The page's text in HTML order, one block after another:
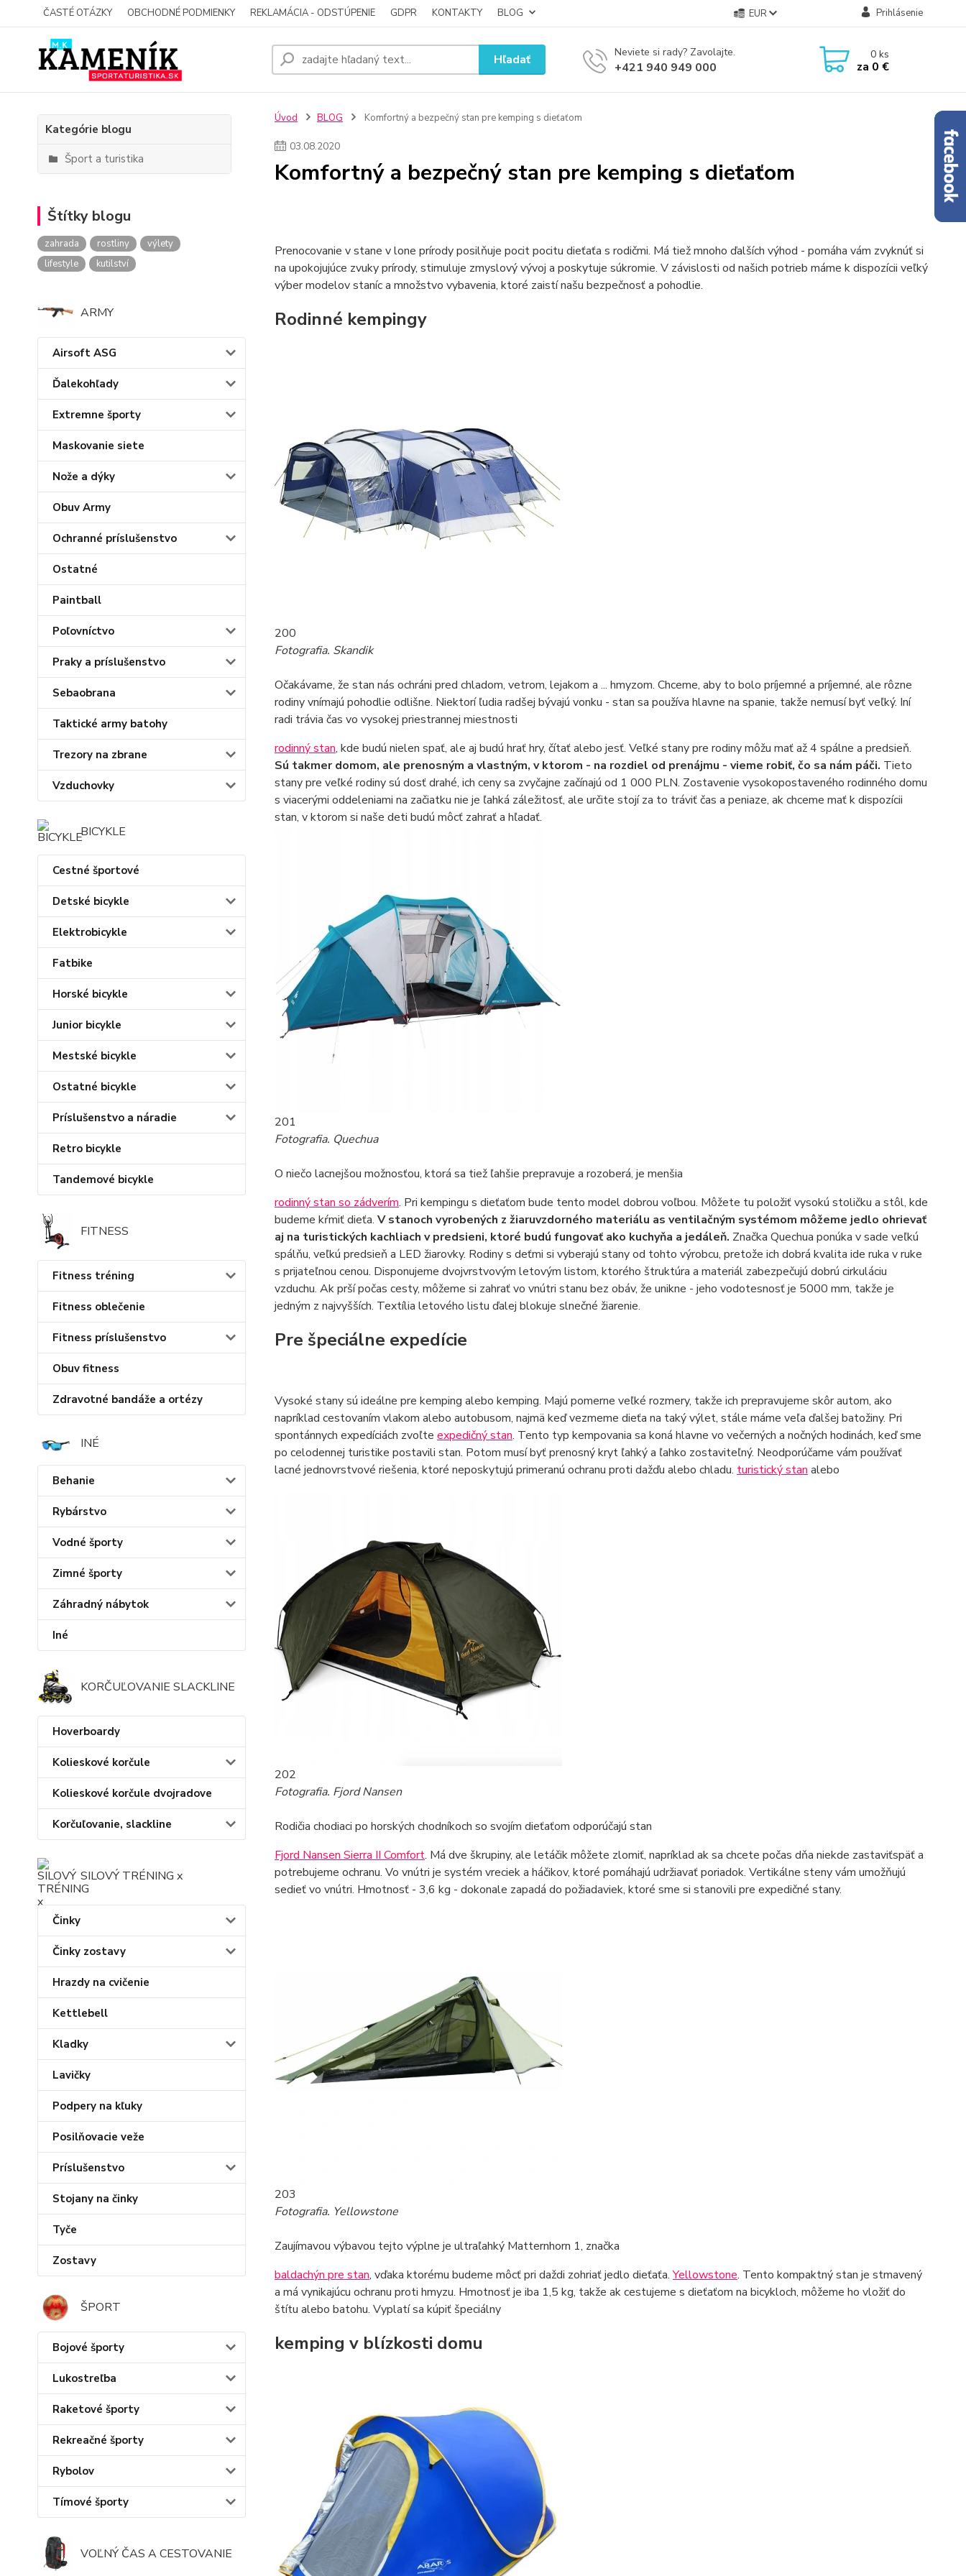
ČASTÉ OTÁZKY OBCHODNÉ PODMIENKY REKLAMÁCIA - ODSTÚPENIE GDPR KONTAKTY BLOG EUR Prihlásenie
Hľadať Neviete si rady? Zavolajte.
+421 940 949 000
0ks
za 0 €
Kategórie blogu
Šport a turistika
Štítky blogu
zahrada rostliny
výlety
lifestyle
kutilství
ARMY
Airsoft ASG
Ďalekohľady
Extremne športy
Maskovanie siete
Nože a dýky
Obuv Army
Ochranné príslušenstvo
Ostatné
Paintball
Poľovníctvo
Praky a príslušenstvo
Sebaobrana
Taktické army batohy
Trezory na zbrane
Vzduchovky
BICYKLE
Cestné športové
Detské bicykle
Elektrobicykle
Fatbike
Horské bicykle
Junior bicykle
Mestské bicykle
Ostatné bicykle
Príslušenstvo a náradie
Retro bicykle
Tandemové bicykle
FITNESS
Fitness tréning
Fitness oblečenie
Fitness príslušenstvo
Obuv fitness
Zdravotné bandáže a ortézy
INÉ
Behanie
Rybárstvo
Vodné športy
Zimné športy
Záhradný nábytok
Iné
KORČUĽOVANIE SLACKLINE
Hoverboardy
Kolieskové korčule
Kolieskové korčule dvojradove
Korčuľovanie, slackline
SILOVÝ TRÉNING x
Činky
Činky zostavy
Hrazdy na cvičenie
Kettlebell
Kladky
Lavičky
Podpery na kľuky
Posilňovacie veže
Príslušenstvo
Stojany na činky
Tyče
Zostavy
ŠPORT
Bojové športy
Lukostreľba
Raketové športy
Rekreačné športy
Rybolov
Tímové športy
VOĽNÝ ČAS A CESTOVANIE
Úvod BLOG Komfortný a bezpečný stan pre kemping s dieťaťom
03.08.2020
Komfortný a bezpečný stan pre kemping s dieťaťom
Prenocovanie v stane v lone prírody posilňuje pocit pocitu dieťaťa s rodičmi. Má tiež mnoho ďalších výhod - pomáha vám zvyknúť si
na upokojujúce zvuky prírody, stimuluje zmyslový vývoj a poskytuje súkromie. V závislosti od našich potrieb máme k dispozícii veľký
výber modelov staníc a množstvo vybavenia, ktoré zaistí našu bezpečnosť a pohodlie.
Rodinné kempingy
200
Fotografia. Skandik
Očakávame, že stan nás ochráni pred chladom, vetrom, lejakom a ... hmyzom. Chceme, aby to bolo príjemné a príjemné, ale rôzne
rodiny vnímajú pohodlie odlišne. Niektorí ľudia radšej bývajú vonku - stan sa používa hlavne na spanie, takže nemusí byť veľký. Iní
radi trávia čas vo vysokej priestrannej miestnosti
rodinný stan, kde budú nielen spať, ale aj budú hrať hry, čítať alebo jesť. Veľké stany pre rodiny môžu mať až 4 spálne a predsieň.
Sú takmer domom, ale prenosným a vlastným, v ktorom - na rozdiel od prenájmu - vieme robiť, čo sa nám páči. Tieto
stany pre veľké rodiny sú dosť drahé, ich ceny sa zvyčajne začínajú od 1 000 PLN. Zostavenie vysokopostaveného rodinného domu
s viacerými oddeleniami na začiatku nie je ľahká záležitosť, ale určite stojí za to tráviť čas a peniaze, ak chceme mať k dispozícii
stan, v ktorom si naše deti budú môcť zahrať a hľadať.
201
Fotografia. Quechua
O niečo lacnejšou možnosťou, ktorá sa tiež ľahšie prepravuje a rozoberá, je menšia
rodinný stan so zádverím. Pri kempingu s dieťaťom bude tento model dobrou voľbou. Môžete tu položiť vysokú stoličku a stôl, kde
budeme kŕmiť dieťa. V stanoch vyrobených z žiaruvzdorného materiálu as ventilačným systémom môžeme jedlo ohrievať
aj na turistických kachliach v predsieni, ktoré budú fungovať ako kuchyňa a jedáleň. Značka Quechua ponúka v sade veľkú
spálňu, veľkú predsieň a LED žiarovky. Rodiny s deťmi si vyberajú stany od tohto výrobcu, pretože ich dobrá kvalita ide ruka v ruke
s prijateľnou cenou. Disponujeme dvojvrstvovým letovým listom, ktorého štruktúra a materiál zabezpečujú dobrú cirkuláciu
vzduchu. Ak prší počas cesty, môžeme si zahrať vo vnútri stanu bez obáv, že unikne - jeho vodotesnosť je 5000 mm, takže je
jedným z najvyšších. Textília letového listu ďalej blokuje slnečné žiarenie.
Pre špeciálne expedície
Vysoké stany sú ideálne pre kemping alebo kemping. Majú pomerne veľké rozmery, takže ich prepravujeme skôr autom, ako
napríklad cestovaním vlakom alebo autobusom, najmä keď vezmeme dieťa na taký výlet, stále máme veľa ďalšej batožiny. Pri
spontánnych expedíciách zvoľte expedičný stan. Tento typ kempovania sa koná hlavne vo večerných a nočných hodinách, keď sme
po celodennej turistike postavili stan. Potom musí byť prenosný kryt ľahký a ľahko zostaviteľný. Neodporúčame vám používať
lacné jednovrstvové riešenia, ktoré neposkytujú primeranú ochranu proti dažďu alebo chladu. turistický stan alebo
202
Fotografia. Fjord Nansen
Rodičia chodiaci po horských chodníkoch so svojím dieťaťom odporúčajú stan
Fjord Nansen Sierra II Comfort. Má dve škrupiny, ale letáčik môžete zlomiť, napríklad ak sa chcete počas dňa niekde zastaviťspäť a
potrebujeme ochranu. Vo vnútri je systém vreciek a háčikov, ktoré pomáhajú udržiavať poriadok. Vertikálne steny vám umožňujú
sedieť vo vnútri. Hmotnosť - 3,6 kg - dokonale zapadá do požiadaviek, ktoré sme si stanovili pre expedičné stany.
203
Fotografia. Yellowstone
Zaujímavou výbavou tejto výplne je ultraľahký Matternhorn 1, značka
baldachýn pre stan, vďaka ktorému budeme môcť pri daždi zohriať jedlo dieťaťa.Yellowstone. Tento kompaktný stan je stmavený
a má vynikajúcu ochranu proti hmyzu. Hmotnosť je iba 1,5 kg, takže ak cestujeme s dieťaťom na bicykloch, môžeme ho vložiť do
štítu alebo batohu. Vyplatí sa kúpiť špeciálny
kemping v blízkosti domu